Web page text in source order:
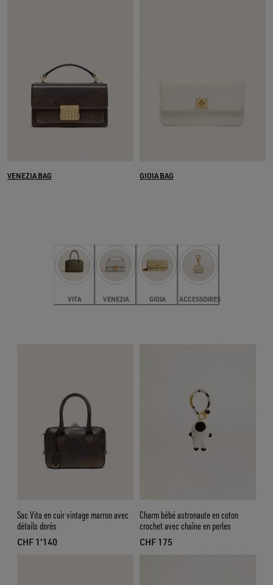
VENEZIA BAG GIOIA BAG
VITA VENEZIA GIOIA ACCESSOIRES
Sac Vita en cuir vintage marron avec
détails dorés
CHF 1'140
prix actuel CHF 1'140
Charm bébé astronaute en coton
crochet avec chaîne en perles
CHF 175
prix actuel CHF 175